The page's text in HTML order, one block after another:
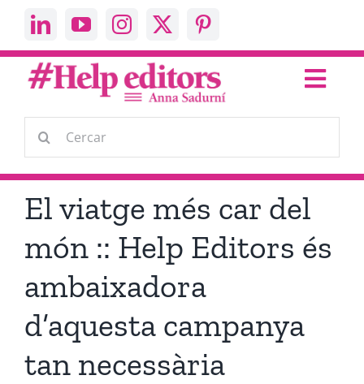
content
Escric
Parlo
Help Editors
About me
Contacta’m
Cerca
El viatge més car del
món :: Help Editors és
ambaixadora
d’aquesta campanya
tan necessària